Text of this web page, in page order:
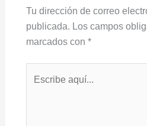
Tu dirección de correo
publicada. Los campos
marcados con *
aquí...